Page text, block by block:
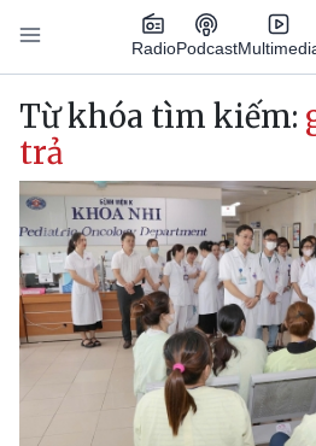
Nhảy đến nội dung
RadioPodcast
Main navigation
Từ khóa tìm kiếm:
trả